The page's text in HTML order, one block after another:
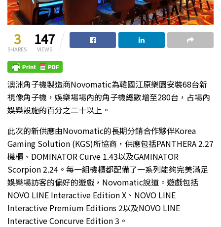
3
SHARES
147
VIEWS
澳洲角子機製造商Novomatic為韓國江原樂園安裝68台新
視像角子機，娛樂場場內的角子機總數增至280台，占場內
娛樂設施的百分之二十以上。
此次的新供應由Novomatic的長期分銷合作夥伴Korea
Gaming Solution (KGS)所協商，供應包括PANTHERA 2.27
機櫃、DOMINATOR Curve 1.43以及GAMINATOR
Scorpion 2.24。每一組機櫃都配備了一系列能夠完美滿足
娛樂場訪客的偏好的遊戲，Novomatic說道。遊戲包括
NOVO LINE Interactive Edition X、NOVO LINE
Interactive Premium Editions 2以及NOVO LINE
Interactive Concurve Edition 3。